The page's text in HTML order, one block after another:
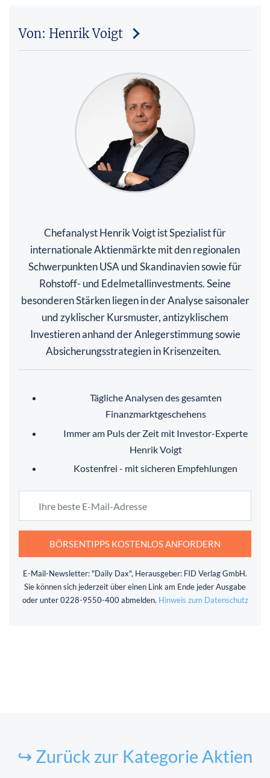
Von: Henrik Voigt
Chefanalyst Henrik Voigt ist Spezialist für
internationale Aktienmärkte mit den regionalen
Schwerpunkten USA und Skandinavien sowie für
Rohstoff- und Edelmetallinvestments. Seine
besonderen Stärken liegen in der Analyse saisonaler
und zyklischer Kursmuster, antizyklischem
Investieren anhand der Anlegerstimmung sowie
Absicherungsstrategien in Krisenzeiten.
Tägliche Analysen des gesamten
Finanzmarktgeschehens
Immer am Puls der Zeit mit Investor-Experte
Henrik Voigt
Kostenfrei - mit sicheren Empfehlungen
BÖRSENTIPPS KOSTENLOS ANFORDERN
E-Mail-Newsletter: "Daily Dax", Herausgeber: FID Verlag GmbH.
Sie können sich jederzeit über einen Link am Ende jeder Ausgabe
oder unter 0228-9550-400 abmelden. Hinweis zum Datenschutz
↪ Zurück zur Kategorie Aktien